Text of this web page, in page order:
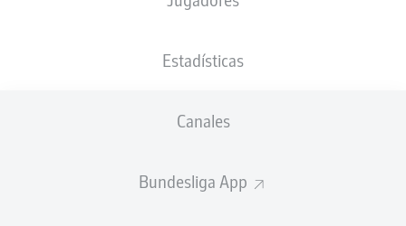
Estadísticas
Canales
Bundesliga App